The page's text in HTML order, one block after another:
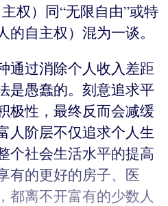
权）同“无限自由”或特
自主权）混为一谈。
通过消除个人收入差距
是愚蠢的。刻意追求平
极性，最终反而会减缓
人阶层不仅追求个人生
个社会生活水平的提高
有的更好的房子、医
都离不开富有的少数人